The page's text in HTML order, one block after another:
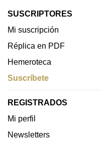
SUSCRIPTORES
Mi suscripción
Réplica en PDF
Hemeroteca
Suscríbete
REGISTRADOS
Mi perfil
Newsletters